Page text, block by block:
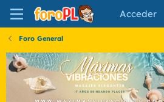
Acceder
Foro General